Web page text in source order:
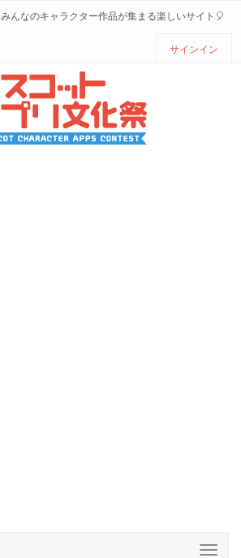
みんなのキャラクター作品が集まる楽しいサイト🎈
サインイン